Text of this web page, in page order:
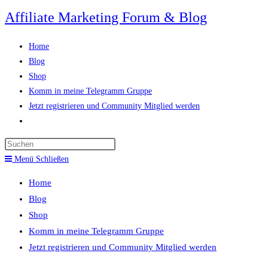
Zum
Inhalt
springen
Affiliate Marketing Forum & Blog
Home
Blog
Shop
Komm in meine Telegramm Gruppe
Jetzt registrieren und Community Mitglied werden
umschalten
panel.
Menü Schließen
Home
Blog
Shop
Komm in meine Telegramm Gruppe
Jetzt registrieren und Community Mitglied werden